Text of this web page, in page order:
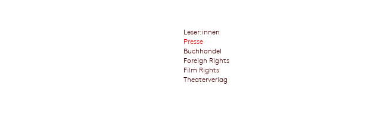
Leser:innen
Presse
Buchhandel
Foreign Rights
Film Rights
Theaterverlag